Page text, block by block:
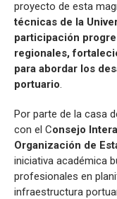
proyecto de esta
técnicas de la
participación
regionales,
para abordar los
portuario.
Por parte de la casa
con el Consejo
Organización de
iniciativa académica
profesionales en
infraestructura